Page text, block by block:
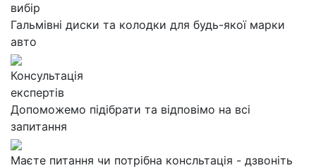
вибір
Гальмівні диски та колодки для будь-якої марки
авто
Консультація
експертів
Допоможемо підібрати та відповімо на всі
запитання
Маєте питання чи потрібна консльтація - дзвоніть